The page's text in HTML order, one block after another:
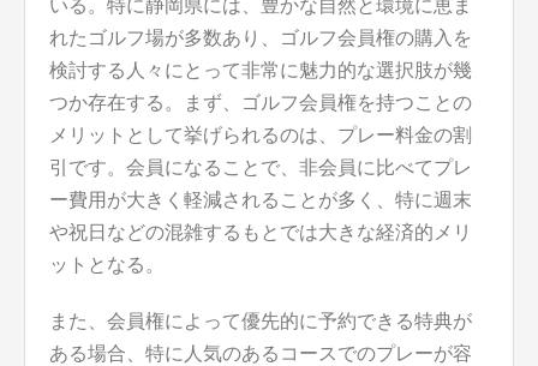
いる。特に静岡県には、豊かな自然と環境に恵ま
れたゴルフ場が多数あり、ゴルフ会員権の購入を
検討する人々にとって非常に魅力的な選択肢が幾
つか存在する。まず、ゴルフ会員権を持つことの
メリットとして挙げられるのは、プレー料金の割
引です。会員になることで、非会員に比べてプレ
ー費用が大きく軽減されることが多く、特に週末
や祝日などの混雑するもとでは大きな経済的メリ
ットとなる。
また、会員権によって優先的に予約できる特典が
ある場合、特に人気のあるコースでのプレーが容